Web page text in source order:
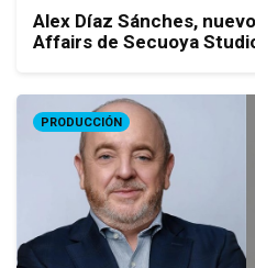
Alex Díaz Sánches,
Affairs de Secuoya
PRODUCCIÓN